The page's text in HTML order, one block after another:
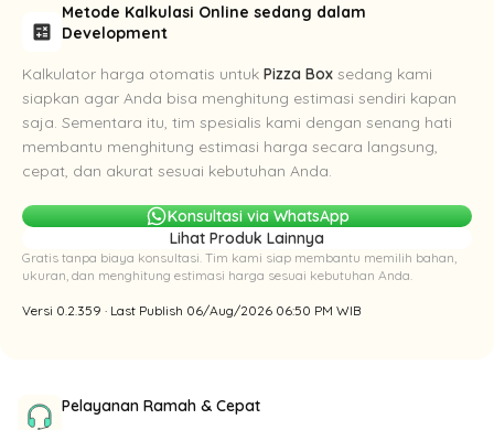
calculate
Metode Kalkulasi Online sedang dalam
Development
Kalkulator harga otomatis untuk Pizza Box sedang kami
siapkan agar Anda bisa menghitung estimasi sendiri kapan
saja. Sementara itu, tim spesialis kami dengan senang hati
membantu menghitung estimasi harga secara langsung,
cepat, dan akurat sesuai kebutuhan Anda.
Konsultasi via WhatsApp
Lihat Produk Lainnya
Gratis tanpa biaya konsultasi. Tim kami siap membantu memilih bahan,
ukuran, dan menghitung estimasi harga sesuai kebutuhan Anda.
Versi 0.2.359 · Last Publish 06/Aug/2026 06:50 PM WIB
Pelayanan Ramah & Cepat